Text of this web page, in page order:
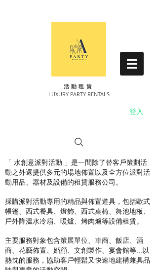
登入
​活動租賃
LUXURY PARTY RENTALS
「 水創意派對活動 」是一間除了替客戶策劃活
動之外還提供多元的場地佈置以及全方位派對活
動用品、器材及設備的租賃服務公司。
採購派對活動專用的精品與佈置道具，包括歐式
帳篷、西式餐具、燈飾、西式桌椅、舞池地板、
戶外降溫水冷扇、暖爐、烤肉爐等設備租賃。
主要服務對象包含策展單位、車商、飯店、酒
商、花藝佈置、婚顧、文創製作、宴會館等...以
熱忱的服務，協助客戶輕鬆又快速地建構兼具品